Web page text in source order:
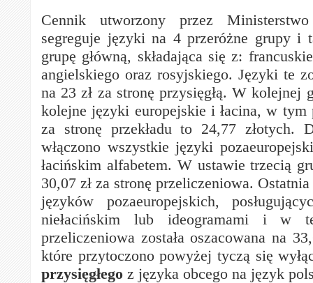
Cennik utworzony przez Ministerstwo
segreguje języki na 4 przeróżne grupy i
grupę główną, składająca się z:
angielskiego oraz rosyjskiego. Języki te
na 23 zł za stronę przysięgłą. W kolejnej
kolejne języki europejskie i łacina, w tym
za stronę przekładu to 24,77 złotych.
włączono wszystkie języki
łacińskim alfabetem. W ustawie trzecią
30,07 zł za stronę przeliczeniowa. Ostatnia
języków pozaeuropejskich,
niełacińskim lub ideogramami i w
przeliczeniowa została oszacowana na
które przytoczono powyżej tyczą się
przysięgłego z języka obcego na język